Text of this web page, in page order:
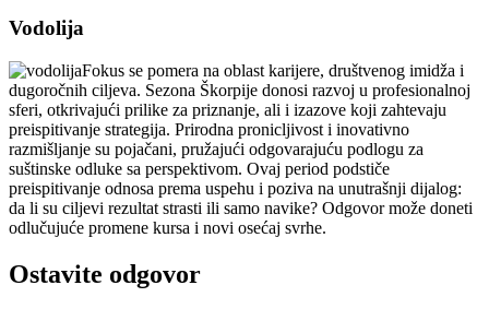
Vodolija
Fokus se pomera na oblast karijere, društvenog imidža i
dugoročnih ciljeva. Sezona Škorpije donosi razvoj u profesionalnoj
sferi, otkrivajući prilike za priznanje, ali i izazove koji zahtevaju
preispitivanje strategija. Prirodna pronicljivost i inovativno
razmišljanje su pojačani, pružajući odgovarajuću podlogu za
suštinske odluke sa perspektivom. Ovaj period podstiče
preispitivanje odnosa prema uspehu i poziva na unutrašnji dijalog:
da li su ciljevi rezultat strasti ili samo navike? Odgovor može doneti
odlučujuće promene kursa i novi osećaj svrhe.
Ostavite odgovor